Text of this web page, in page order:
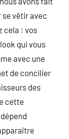
se vêtir avec
cela : vos
qui vous
avec une
de concilier
des
cette